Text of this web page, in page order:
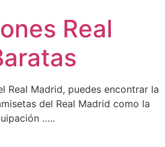
Real
Real Madrid, puedes encontrar la
del Real Madrid como la
…..